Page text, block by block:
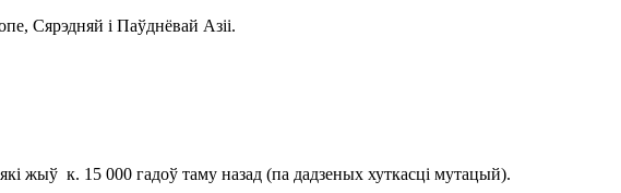
Сярэдняй і Паўднёвай Азіі.
жыў к. 15 000 гадоў таму назад (па дадзеных хуткасці мутацый).